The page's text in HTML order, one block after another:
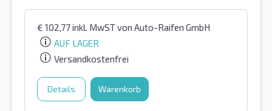
€ 102,77inkl. MwSTvon Auto-Raifen GmbH
AUF LAGER
Versandkostenfrei
Details Warenkorb